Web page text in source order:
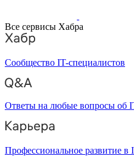
Все сервисы Хабра
Сообщество IT-специалистов
Ответы на любые вопросы об
Профессиональное развитие в